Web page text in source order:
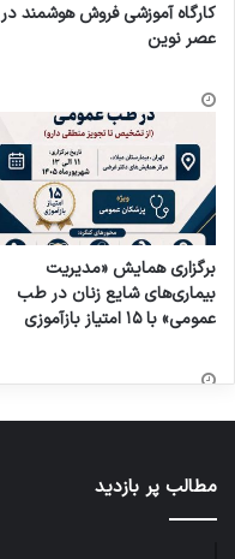
کارگاه آموزشی فروش هوشمند در
عصر نوین
برگزاری همایش «مدیریت
بیماری‌های شایع زنان در طب
عمومی» با ۱۵ امتیاز بازآموزی
مطالب پر بازدید